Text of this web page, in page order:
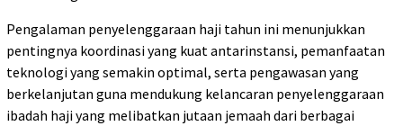
Pengalaman penyelenggaraan haji tahun ini menunjukkan
pentingnya koordinasi yang kuat antarinstansi, pemanfaatan
teknologi yang semakin optimal, serta pengawasan yang
berkelanjutan guna mendukung kelancaran penyelenggaraan
ibadah haji yang melibatkan jutaan jemaah dari berbagai